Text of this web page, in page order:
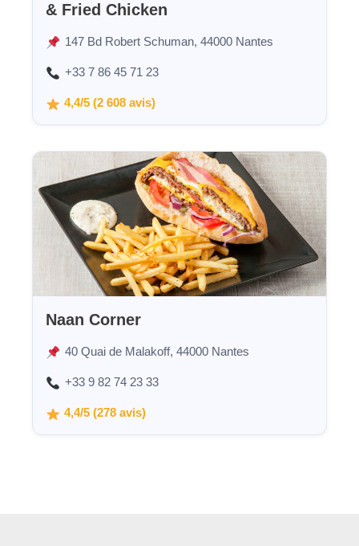
& Fried Chicken
147 Bd Robert Schuman, 44000 Nantes
+33 7 86 45 71 23
4,4/5 (2 608 avis)
Naan Corner
40 Quai de Malakoff, 44000 Nantes
+33 9 82 74 23 33
4,4/5 (278 avis)